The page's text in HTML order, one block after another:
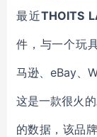
最近THOITS
件，与一个玩
马逊、eBay、
这是一款很火
的数据，该品